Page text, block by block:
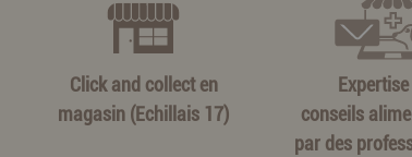
Click and collect en
magasin (Echillais 17)
conseils
par des